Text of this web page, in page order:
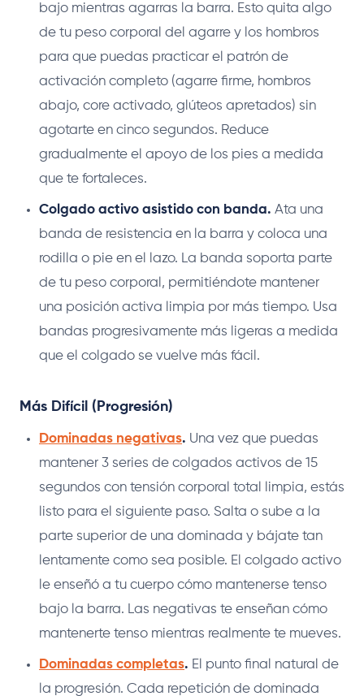
bajo mientras agarras la barra. Esto quita algo
de tu peso corporal del agarre y los hombros
para que puedas practicar el patrón de
activación completo (agarre firme, hombros
abajo, core activado, glúteos apretados) sin
agotarte en cinco segundos. Reduce
gradualmente el apoyo de los pies a medida
que te fortaleces.
Colgado activo asistido con banda. Ata una
banda de resistencia en la barra y coloca una
rodilla o pie en el lazo. La banda soporta parte
de tu peso corporal, permitiéndote mantener
una posición activa limpia por más tiempo. Usa
bandas progresivamente más ligeras a medida
que el colgado se vuelve más fácil.
Más Difícil (Progresión)
Dominadas negativas. Una vez que puedas
mantener 3 series de colgados activos de 15
segundos con tensión corporal total limpia, estás
listo para el siguiente paso. Salta o sube a la
parte superior de una dominada y bájate tan
lentamente como sea posible. El colgado activo
le enseñó a tu cuerpo cómo mantenerse tenso
bajo la barra. Las negativas te enseñan cómo
mantenerte tenso mientras realmente te mueves.
Dominadas completas. El punto final natural de
la progresión. Cada repetición de dominada